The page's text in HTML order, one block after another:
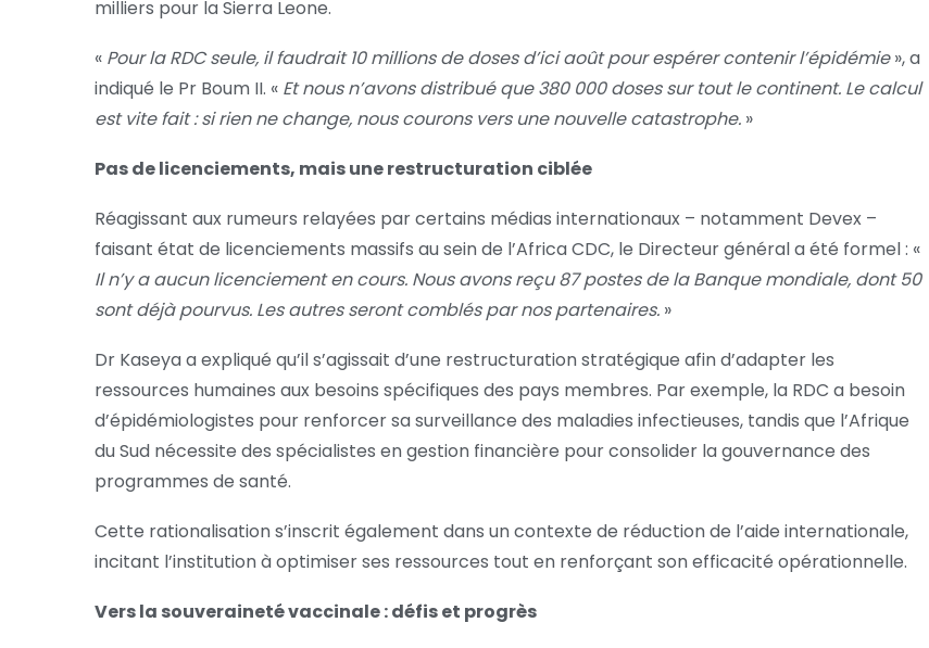
milliers pour la Sierra Leone.
« Pour la RDC seule, il faudrait 10 millions de doses d’ici août pour espérer contenir l’épidémie», a
indiqué le Pr Boum II. « Et nous n’avons distribué que 380 000 doses sur tout le continent. Le calcul
est vite fait : si rien ne change, nous courons vers une nouvelle catastrophe. »
Pas de licenciements, mais une restructuration ciblée
Réagissant aux rumeurs relayées par certains médias internationaux – notamment Devex –
faisant état de licenciements massifs au sein de l’Africa CDC, le Directeur général a été formel : «
Il n’y a aucun licenciement en cours. Nous avons reçu 87 postes de la Banque mondiale, dont 50
sont déjà pourvus. Les autres seront comblés par nos partenaires. »
Dr Kaseya a expliqué qu’il s’agissait d’une restructuration stratégique afin d’adapter les
ressources humaines aux besoins spécifiques des pays membres. Par exemple, la RDC a besoin
d’épidémiologistes pour renforcer sa surveillance des maladies infectieuses, tandis que l’Afrique
du Sud nécessite des spécialistes en gestion financière pour consolider la gouvernance des
programmes de santé.
Cette rationalisation s’inscrit également dans un contexte de réduction de l’aide internationale,
incitant l’institution à optimiser ses ressources tout en renforçant son efficacité opérationnelle.
Vers la souveraineté vaccinale : défis et progrès